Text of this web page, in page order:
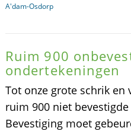
A'dam-Osdorp
Ruim 900
ondertekeningen
Tot onze grote schrik en
ruim 900 niet
Bevestiging moet